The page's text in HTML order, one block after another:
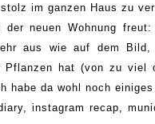
im ganzen Haus zu
neuen Wohnung
aus wie auf dem
Pflanzen hat (von zu viel
habe da wohl noch einiges